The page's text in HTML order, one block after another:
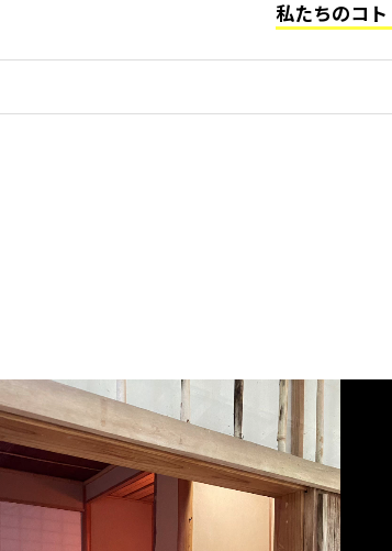
私たちのコト